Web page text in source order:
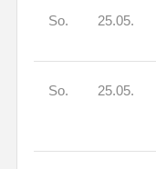
So. 25.05.
So. 25.05.